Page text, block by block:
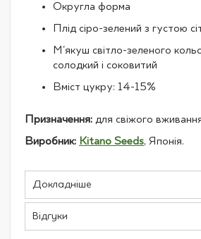
Округла форма
Плід сіро-зелений з густою
М'якуш світло-зеленого
солодкий і соковитий
Вміст цукру: 14-15%
Призначення: для свіжого
Виробник: Kitano Seeds, Японія.
Докладніше
Відгуки